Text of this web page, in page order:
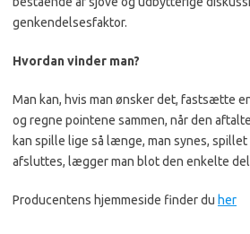
genkendelsesfaktor.
Hvordan vinder man?
Man kan, hvis man ønsker det, fastsætte
og regne pointene sammen, når den
kan spille lige så længe, man synes,
afsluttes, lægger man blot den enkelte
Producentens hjemmeside finder du her